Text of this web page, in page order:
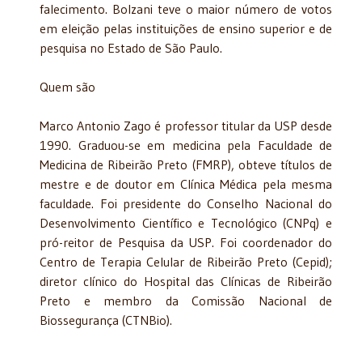
falecimento. Bolzani teve o maior número de votos
em eleição pelas instituições de ensino superior e de
pesquisa no Estado de São Paulo.
Quem são
Marco Antonio Zago é professor titular da USP desde
1990. Graduou-se em medicina pela Faculdade de
Medicina de Ribeirão Preto (FMRP), obteve títulos de
mestre e de doutor em Clínica Médica pela mesma
faculdade. Foi presidente do Conselho Nacional do
Desenvolvimento Científico e Tecnológico (CNPq) e
pró-reitor de Pesquisa da USP. Foi coordenador do
Centro de Terapia Celular de Ribeirão Preto (Cepid);
diretor clínico do Hospital das Clínicas de Ribeirão
Preto e membro da Comissão Nacional de
Biossegurança (CTNBio).